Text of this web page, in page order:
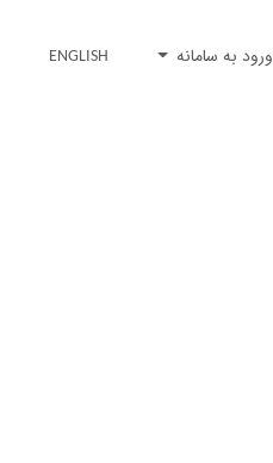
ورود به سامانه ENGLISH